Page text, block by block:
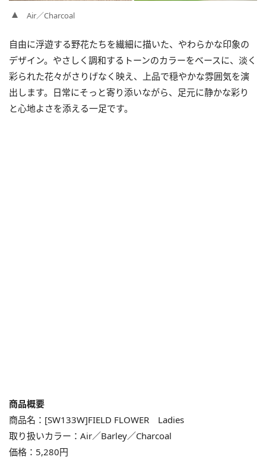
Air／Charcoal
自由に浮遊する野花たちを繊細に描いた、やわらかな印象の
デザイン。やさしく調和するトーンのカラーをベースに、淡く
彩られた花々がさりげなく映え、上品で穏やかな雰囲気を演
出します。日常にそっと寄り添いながら、足元に静かな彩り
と心地よさを添える一足です。
商品概要
商品名：[SW133W]FIELD FLOWER Ladies
取り扱いカラー：Air／Barley／Charcoal
価格：5,280円